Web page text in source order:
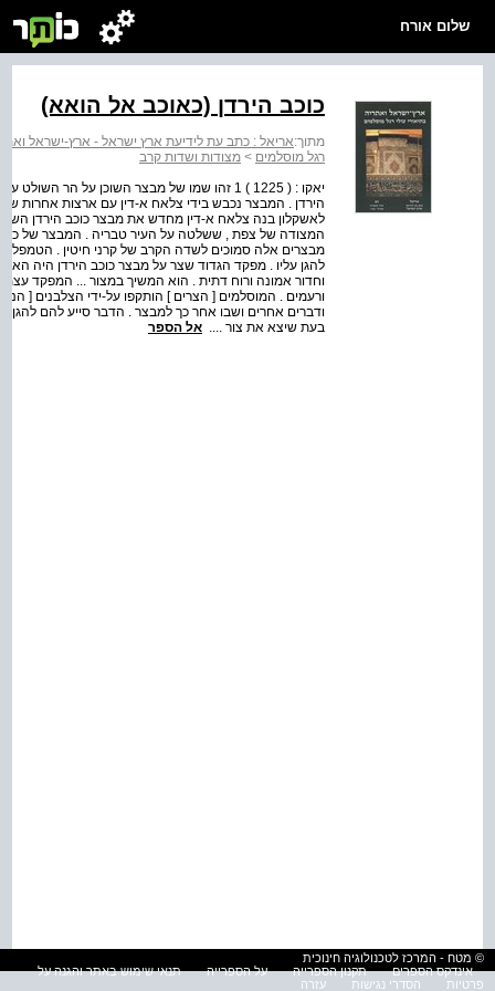
שלום אורח
כוכב הירדן (כאוכב אל הואא)
מתוך:אריאל : כתב עת לידיעת ארץ ישראל - ארץ-ישראל
רגל מוסלמים > מצודות ושדות קרב
יאקו : ( 1225 ) 1 זהו שמו של מבצר השוכן על הר
לאשקלון בנה צלאח א-דין מחדש את מבצר כוכב הירדן
המצודה של צפת , ששלטה על העיר טבריה . המבצר של כוכב
מבצרים אלה סמוכים לשדה הקרב של קרני חיטין .
להגן עליו . מפקד הגדוד שצר על מבצר כוכב הירדן היה
וחדור אמונה ורוח דתית . הוא המשיך במצור ... המפקד
ורעמים . המוסלמים [ הצרים ] הותקפו על-ידי הצלבנים [
בעת שיצא את צור .... אל הספר
© מטח - המרכז לטכנולוגיה חינוכית
אינדקס הספרים
תקנון הספרייה על הספרייה
תנאי שימוש באתר והגנה על
פרטיות
הסדרי נגישות עזרה